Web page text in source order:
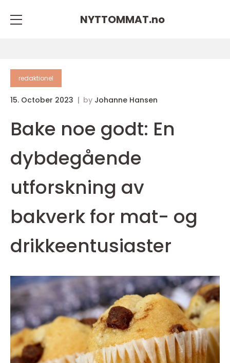
NYTTOMMAT.no
redaktionel
15. October 2023 by Johanne Hansen
Bake noe godt: En
dybdegående
utforskning av
bakverk for mat- og
drikkeentusiaster